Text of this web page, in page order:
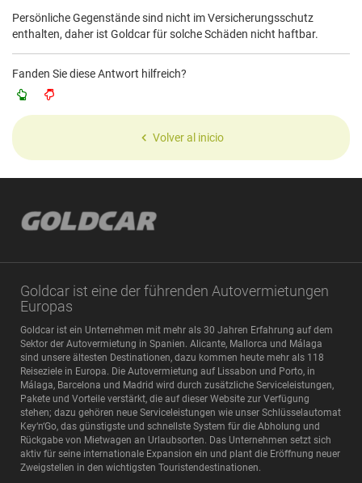
Persönliche Gegenstände sind nicht im Versicherungsschutz
enthalten, daher ist Goldcar für solche Schäden nicht haftbar.
Fanden Sie diese Antwort hilfreich?
Volver al inicio
Goldcar ist eine der führenden Autovermietungen
Europas
Goldcar ist ein Unternehmen mit mehr als 30 Jahren Erfahrung auf dem
Sektor der Autovermietung in Spanien. Alicante, Mallorca und Málaga
sind unsere ältesten Destinationen, dazu kommen heute mehr als 118
Reiseziele in Europa. Die Autovermietung auf Lissabon und Porto, in
Málaga, Barcelona und Madrid wird durch zusätzliche Serviceleistungen,
Pakete und Vorteile verstärkt, die auf dieser Website zur Verfügung
stehen; dazu gehören neue Serviceleistungen wie unser Schlüsselautomat
Key‘n‘Go, das günstigste und schnellste System für die Abholung und
Rückgabe von Mietwagen an Urlaubsorten. Das Unternehmen setzt sich
aktiv für seine internationale Expansion ein und plant die Eröffnung neuer
Zweigstellen in den wichtigsten Touristendestinationen.